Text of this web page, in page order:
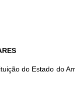
do Estado do